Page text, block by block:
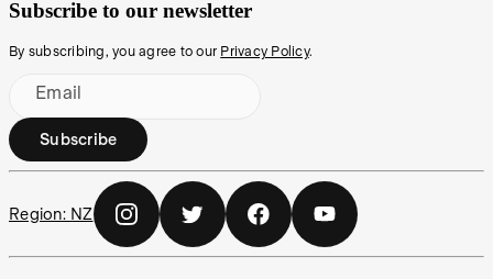
Subscribe to our newsletter
By subscribing, you agree to our Privacy Policy.
Email
Subscribe
Region: NZ